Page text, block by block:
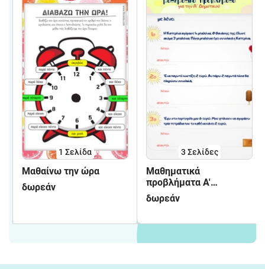
1 Σελίδα
Μαθαίνω την ώρα
δωρεάν
3 Σελίδες
Μαθηματικά
προβλήματα Α'
Δημοτικού - φύλλα
εργασίας
δωρεάν